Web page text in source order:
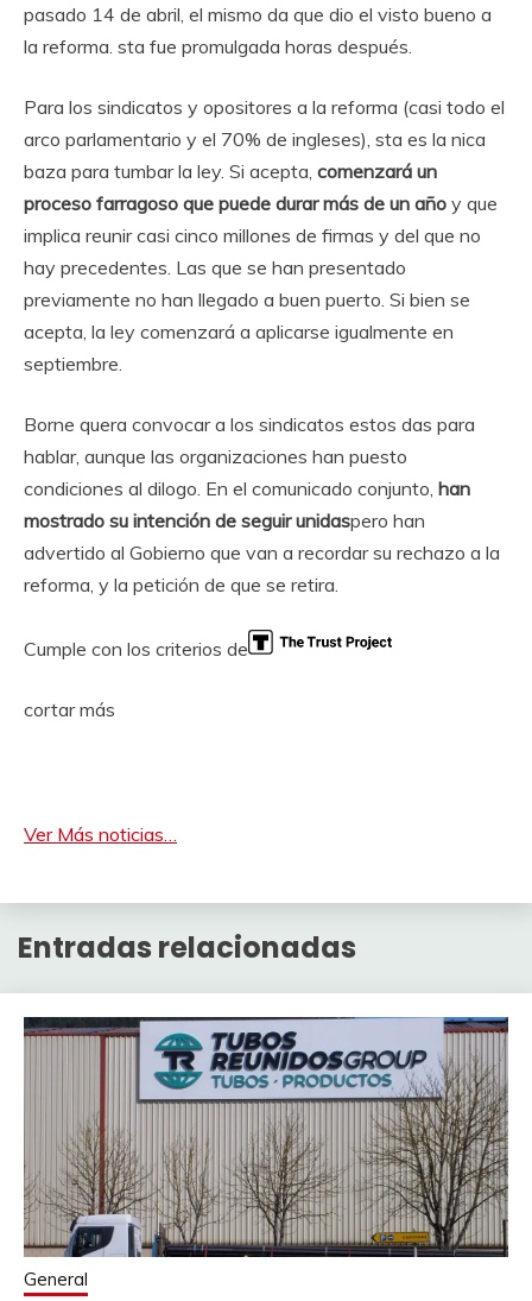
pasado 14 de abril, el mismo da que dio el visto bueno a
la reforma. sta fue promulgada horas después.
Para los sindicatos y opositores a la reforma (casi todo el
arco parlamentario y el 70% de ingleses), sta es la nica
baza para tumbar la ley. Si acepta, comenzará un
proceso farragoso que puede durar más de un año y que
implica reunir casi cinco millones de firmas y del que no
hay precedentes. Las que se han presentado
previamente no han llegado a buen puerto. Si bien se
acepta, la ley comenzará a aplicarse igualmente en
septiembre.
Borne quera convocar a los sindicatos estos das para
hablar, aunque las organizaciones han puesto
condiciones al dilogo. En el comunicado conjunto, han
mostrado su intención de seguir unidaspero han
advertido al Gobierno que van a recordar su rechazo a la
reforma, y ​​​​la petición de que se retira.
Cumple con los criterios de
cortar más
Ver Más noticias…
Entradas relacionadas
General